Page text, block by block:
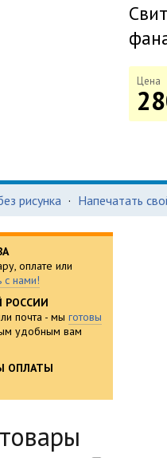
Цена
рисунка · Напечатать
оплате или
с нами!
РОССИИ
почта - мы готовы
удобным вам
ОПЛАТЫ